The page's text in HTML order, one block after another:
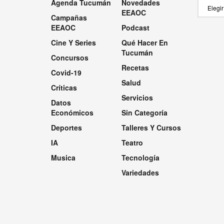
Agenda Tucumán
Campañas
EEAOC
Cine Y Series
Concursos
Covid-19
Críticas
Datos
Económicos
Deportes
IA
Musica
Novedades
EEAOC
Podcast
Qué Hacer En
Tucumán
Recetas
Salud
Servicios
Sin Categoría
Talleres Y Cursos
Teatro
Tecnología
Variedades